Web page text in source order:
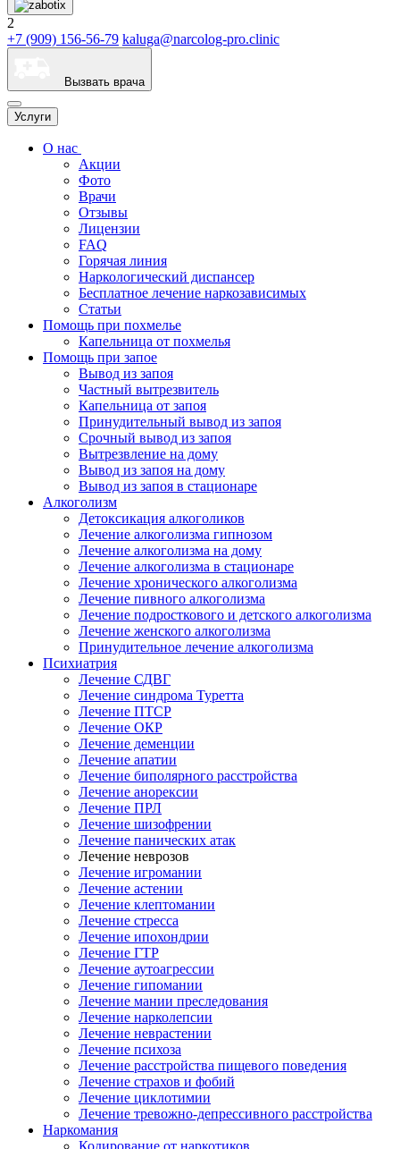
2
+7 (909) 156-56-79 kaluga@narcolog-pro.clinic
Вызвать врача
Услуги
О нас
Акции
Фото
Врачи
Отзывы
Лицензии
FAQ
Горячая линия
Наркологический диспансер
Бесплатное лечение наркозависимых
Статьи
Помощь при похмелье
Капельница от похмелья
Помощь при запое
Вывод из запоя
Частный вытрезвитель
Капельница от запоя
Принудительный вывод из запоя
Срочный вывод из запоя
Вытрезвление на дому
Вывод из запоя на дому
Вывод из запоя в стационаре
Алкоголизм
Детоксикация алкоголиков
Лечение алкоголизма гипнозом
Лечение алкоголизма на дому
Лечение алкоголизма в стационаре
Лечение хронического алкоголизма
Лечение пивного алкоголизма
Лечение подросткового и детского алкоголизма
Лечение женского алкоголизма
Принудительное лечение алкоголизма
Психиатрия
Лечение СДВГ
Лечение синдрома Туретта
Лечение ПТСР
Лечение ОКР
Лечение деменции
Лечение апатии
Лечение биполярного расстройства
Лечение анорексии
Лечение ПРЛ
Лечение шизофрении
Лечение панических атак
Лечение неврозов
Лечение игромании
Лечение астении
Лечение клептомании
Лечение стресса
Лечение ипохондрии
Лечение ГТР
Лечение аутоагрессии
Лечение гипомании
Лечение мании преследования
Лечение нарколепсии
Лечение неврастении
Лечение психоза
Лечение расстройства пищевого поведения
Лечение страхов и фобий
Лечение циклотимии
Лечение тревожно-депрессивного расстройства
Наркомания
Кодирование от наркотиков